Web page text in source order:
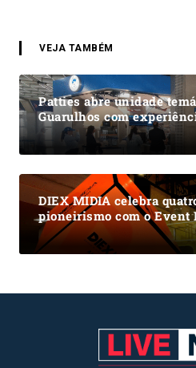
VEJA TAMBÉM
Patties abre unidade
Guarulhos com
DIEX MIDIA celebra
pioneirismo com o Event